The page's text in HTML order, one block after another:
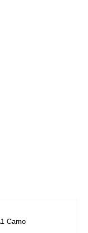
Camo